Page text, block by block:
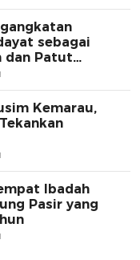
sebagai
dan Patut
Kemarau,
Ibadah
Pasir yang